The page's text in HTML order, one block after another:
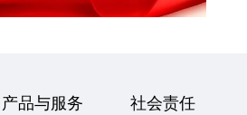
产品与服务
社会责任